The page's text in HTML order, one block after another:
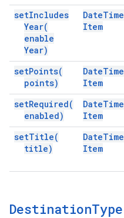
setIncludes
Year(
enable
Year)
DateTime
Item
setPoints(
points)
DateTime
Item
setRequired(
enabled)
DateTime
Item
setTitle(
title)
DateTime
Item
DestinationType